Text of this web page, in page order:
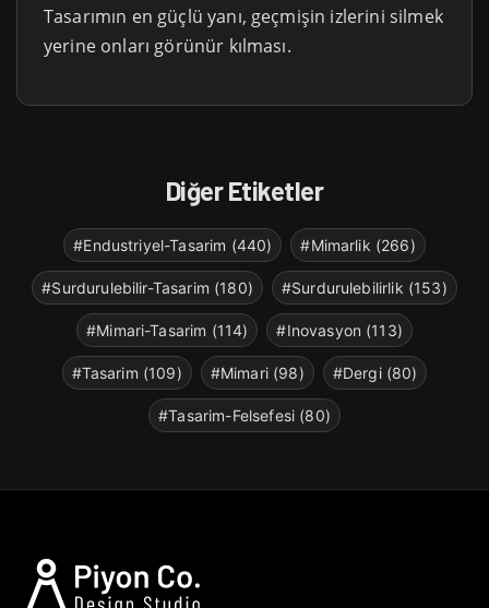
Tasarımın en güçlü yanı, geçmişin izlerini silmek
yerine onları görünür kılması.
Diğer Etiketler
#Endustriyel-Tasarim (440) #Mimarlik (266)
#Surdurulebilir-Tasarim (180) #Surdurulebilirlik (153)
#Mimari-Tasarim (114) #Inovasyon (113)
#Tasarim (109) #Mimari (98) #Dergi (80)
#Tasarim-Felsefesi (80)